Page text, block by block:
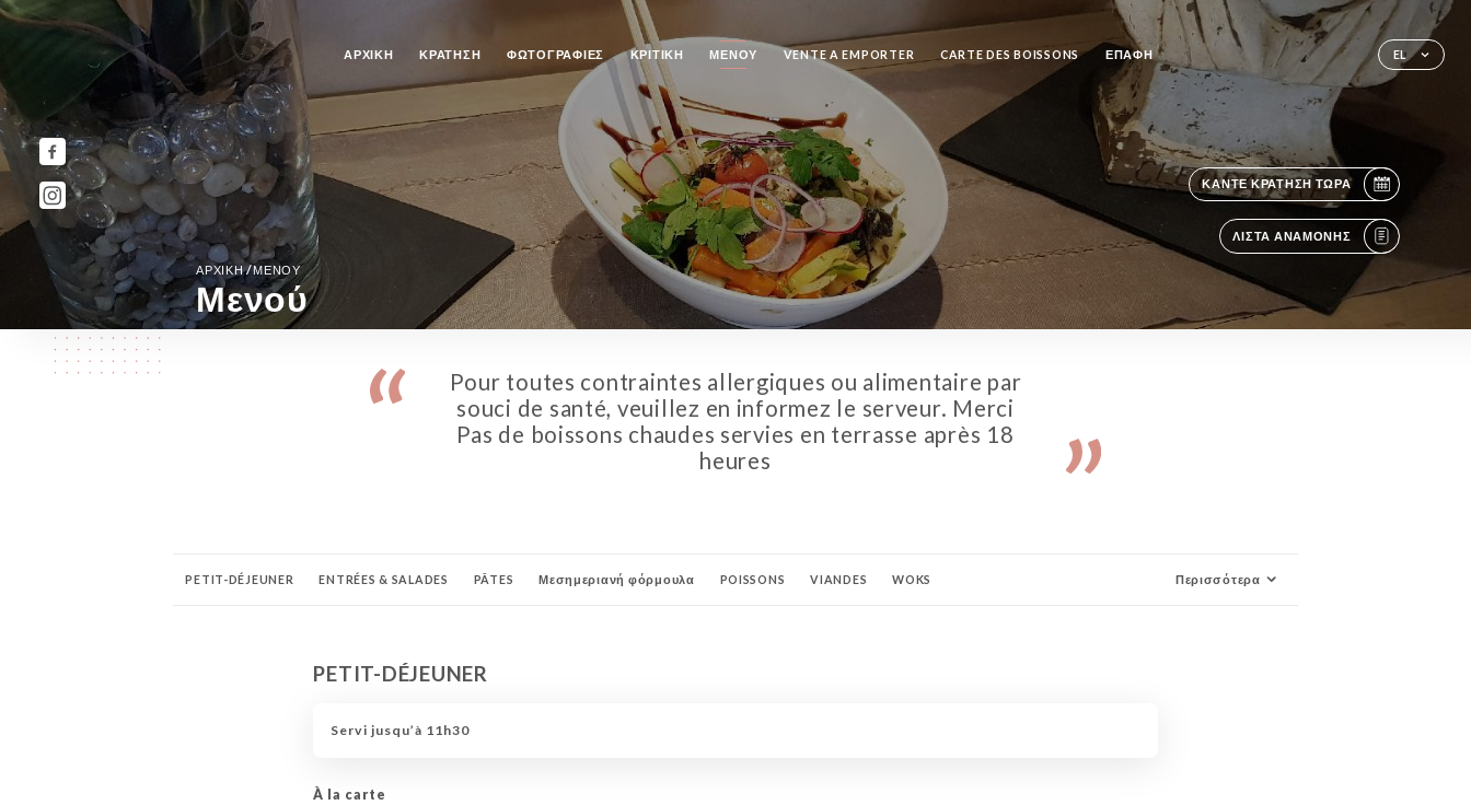
EL
ΑΡΧΙΚΉ ΚΡΆΤΗΣΗ ΦΩΤΟΓΡΑΦΊΕΣ ΚΡΙΤΙΚΉ ΜΕΝΟΎ VENTE A EMPORTER CARTE DES BOISSONS ΕΠΑΦΉ
ΚΆΝΤΕ ΚΡΆΤΗΣΗ ΤΏΡΑ
ΛΊΣΤΑ ΑΝΑΜΟΝΉΣ
ΑΡΧΙΚΉ/ΜΕΝΟΎ
Μενού
Pour toutes contraintes allergiques ou alimentaire par
souci de santé, veuillez en informez le serveur. Merci
Pas de boissons chaudes servies en terrasse après 18
heures
PETIT-DÉJEUNER ENTRÉES & SALADES PÂTES Μεσημεριανή φόρμουλα POISSONS VIANDES WOKS
BOISSONS FRAÎCHES COCKTAILS LES INCONTOURNABLES
TAPAS FRUITS DE MER
BOISSONS CHAUDES
Περισσότερα
PETIT-DÉJEUNER
Servi jusqu’à 11h30
À la carte